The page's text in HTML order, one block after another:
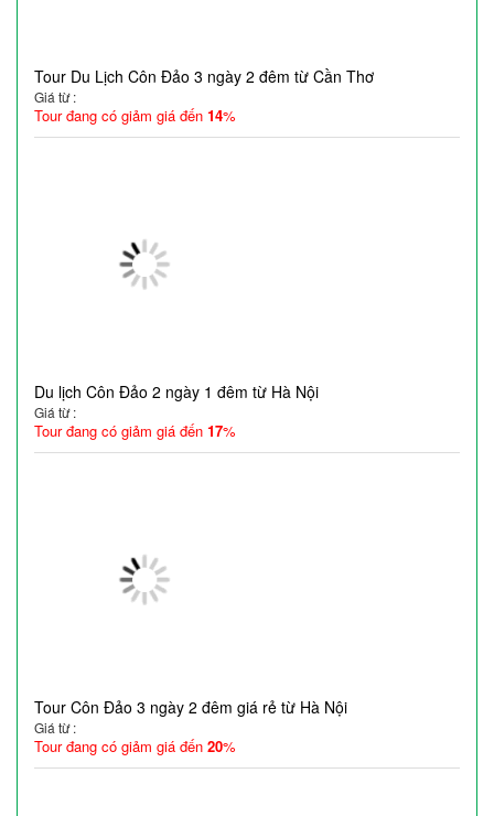
Tour Du Lịch Côn Đảo 3 ngày 2 đêm từ Cần Thơ
Giá từ :
Tour đang có giảm giá đến 14%
Du lịch Côn Đảo 2 ngày 1 đêm từ Hà Nội
Giá từ :
Tour đang có giảm giá đến 17%
Tour Côn Đảo 3 ngày 2 đêm giá rẻ từ Hà Nội
Giá từ :
Tour đang có giảm giá đến 20%